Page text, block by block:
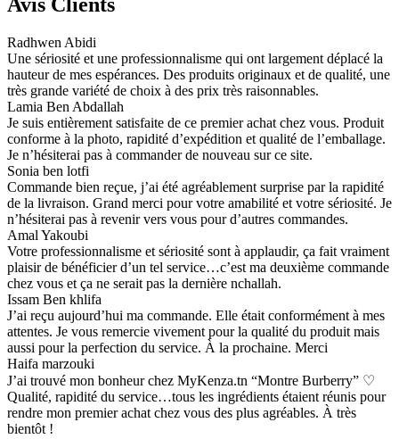
Avis Clients
Radhwen Abidi
Une sériosité et une professionnalisme qui ont largement déplacé la
hauteur de mes espérances. Des produits originaux et de qualité, une
très grande variété de choix à des prix très raisonnables.
Lamia Ben Abdallah
Je suis entièrement satisfaite de ce premier achat chez vous. Produit
conforme à la photo, rapidité d’expédition et qualité de l’emballage.
Je n’hésiterai pas à commander de nouveau sur ce site.
Sonia ben lotfi
Commande bien reçue, j’ai été agréablement surprise par la rapidité
de la livraison. Grand merci pour votre amabilité et votre sériosité. Je
n’hésiterai pas à revenir vers vous pour d’autres commandes.
Amal Yakoubi
Votre professionnalisme et sériosité sont à applaudir, ça fait vraiment
plaisir de bénéficier d’un tel service…c’est ma deuxième commande
chez vous et ça ne serait pas la dernière nchallah.
Issam Ben khlifa
J’ai reçu aujourd’hui ma commande. Elle était conformément à mes
attentes. Je vous remercie vivement pour la qualité du produit mais
aussi pour la perfection du service. À la prochaine. Merci
Haifa marzouki
J’ai trouvé mon bonheur chez MyKenza.tn “Montre Burberry” ♡
Qualité, rapidité du service…tous les ingrédients étaient réunis pour
rendre mon premier achat chez vous des plus agréables. À très
bientôt !